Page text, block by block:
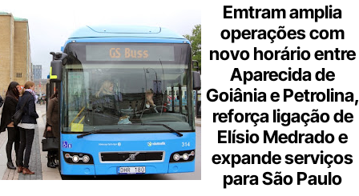
Emtram amplia
operações com
novo horário entre
Aparecida de
Goiânia e Petrolina,
reforça ligação de
Elísio Medrado e
expande serviços
para São Paulo